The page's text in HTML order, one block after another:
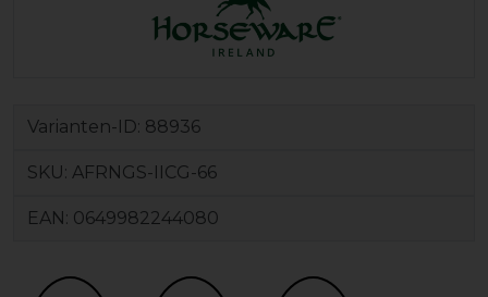
Varianten-ID: 88936
SKU: AFRNGS-IICG-66
EAN: 0649982244080